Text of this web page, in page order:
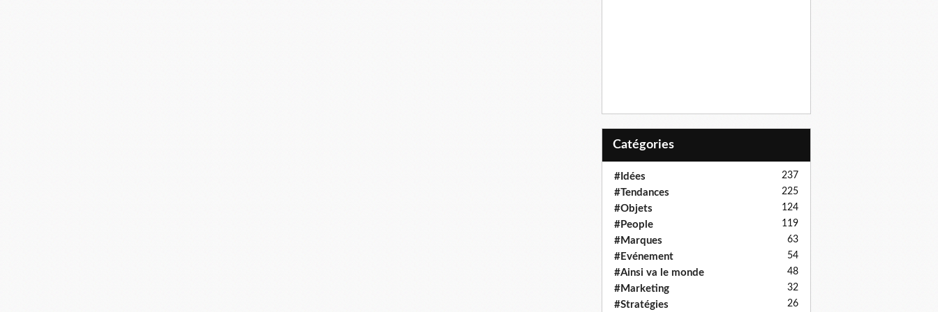
Catégories
#Idées 237
#Tendances 225
#Objets 124
#People 119
#Marques 63
#Evénement 54
#Ainsi va le monde 48
#Marketing 32
#Stratégies 26